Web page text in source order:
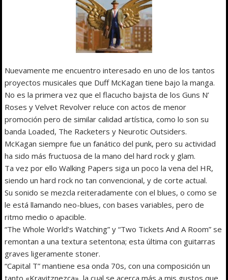
Nuevamente me encuentro interesado en uno de los tantos
proyectos musicales que Duff McKagan tiene bajo la manga.
No es la primera vez que el flacucho bajista de los Guns N’
Roses y Velvet Revolver reluce con actos de menor
promoción pero de similar calidad artística, como lo son su
banda Loaded, The Racketers y Neurotic Outsiders.
McKagan siempre fue un fanático del punk, pero su actividad
ha sido más fructuosa de la mano del hard rock y glam.
Ta vez por ello Walking Papers siga un poco la vena del HR,
siendo un hard rock no tan convencional, y de corte actual.
Su sonido se mezcla reiteradamente con el blues, o como se
le está llamando neo-blues, con bases variables, pero de
ritmo medio o apacible.
“The Whole World’s Watching” y “Two Tickets And A Room” se
remontan a una textura setentona; esta última con guitarras
graves ligeramente stoner.
“Capital T” mantiene esa onda 70s, con una composición un
tanto «Kravitznezca», la cual se acerca más a mis gustos que